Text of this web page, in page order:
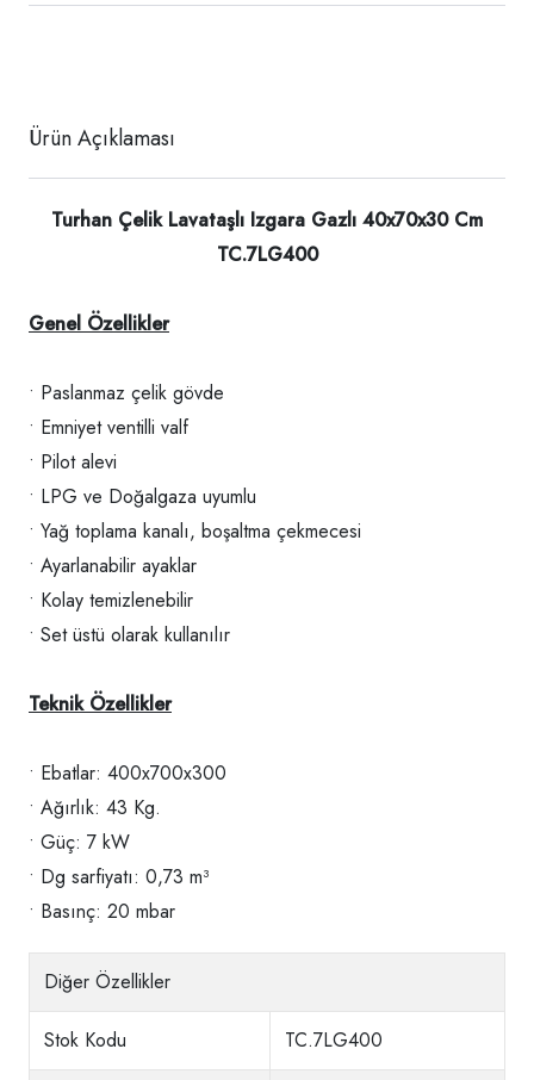
Ürün Açıklaması
Turhan Çelik Lavataşlı Izgara Gazlı 40x70x30 Cm
TC.7LG400
Genel Özellikler
• Paslanmaz çelik gövde
• Emniyet ventilli valf
• Pilot alevi
• LPG ve Doğalgaza uyumlu
• Yağ toplama kanalı, boşaltma çekmecesi
• Ayarlanabilir ayaklar
• Kolay temizlenebilir
• Set üstü olarak kullanılır
Teknik Özellikler
• Ebatlar: 400x700x300
• Ağırlık: 43 Kg.
• Güç: 7 kW
• Dg sarfiyatı: 0,73 m³
• Basınç: 20 mbar
Diğer Özellikler
Stok Kodu TC.7LG400